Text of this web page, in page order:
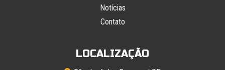
Notícias
Contato
LOCALIZAÇÃO